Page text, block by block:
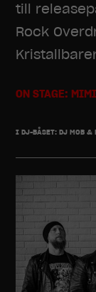
till
Rock
ON STAGE:
I DJ-BÅSET: DJ MOB &